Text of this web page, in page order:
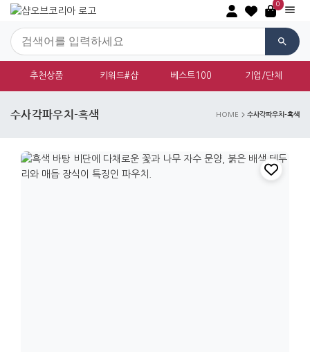
0
추천상품 키워드#샵 베스트100 기업/단체
수사각파우치-흑색 HOME 수사각파우치-흑색